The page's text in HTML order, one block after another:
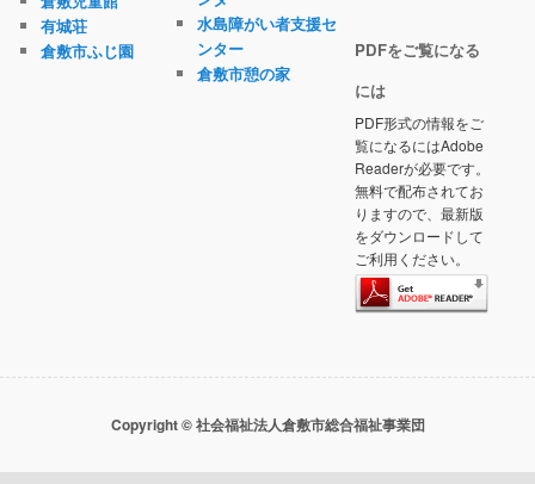
有城荘
倉敷市ふじ園
水島障がい者支援セ
ンター
倉敷市憩の家
PDFをご覧になる
には
PDF形式の情報をご
覧になるにはAdobe
Readerが必要です。
無料で配布されてお
りますので、最新版
をダウンロードして
ご利用ください。
Copyright © 社会福祉法人倉敷市総合福祉事業団